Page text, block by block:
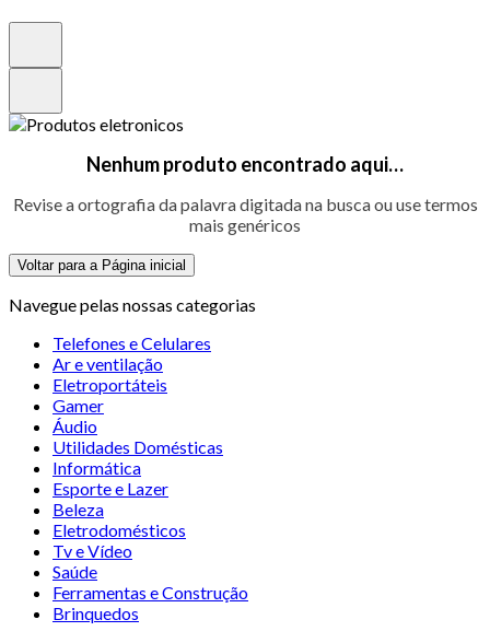
Nenhum produto encontrado aqui…
Revise a ortografia da palavra digitada na busca ou use termos
mais genéricos
Voltar para a Página inicial
Navegue pelas nossas categorias
Telefones e Celulares
Ar e ventilação
Eletroportáteis
Gamer
Áudio
Utilidades Domésticas
Informática
Esporte e Lazer
Beleza
Eletrodomésticos
Tv e Vídeo
Saúde
Ferramentas e Construção
Brinquedos